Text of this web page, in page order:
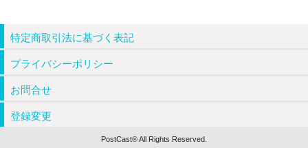
特定商取引法に基づく表記
プライバシーポリシー
お問合せ
登録変更
PostCast® All Rights Reserved.